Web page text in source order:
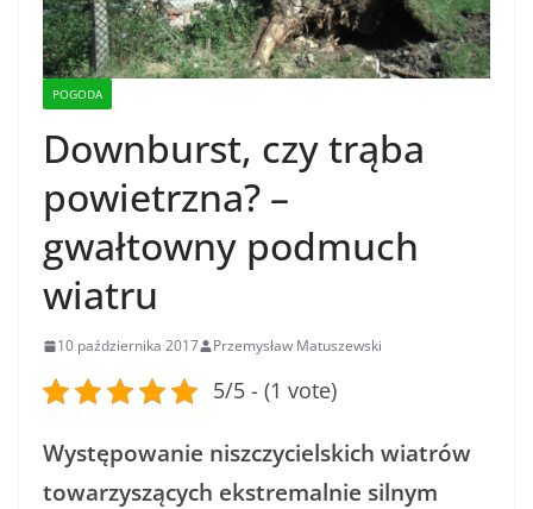
POGODA
Downburst, czy trąba
powietrzna? –
gwałtowny podmuch
wiatru
10 października 2017 Przemysław Matuszewski
5/5 - (1 vote)
Występowanie niszczycielskich wiatrów
towarzyszących ekstremalnie silnym